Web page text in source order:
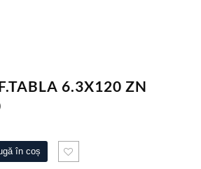
6.3X120 ZN
în coș